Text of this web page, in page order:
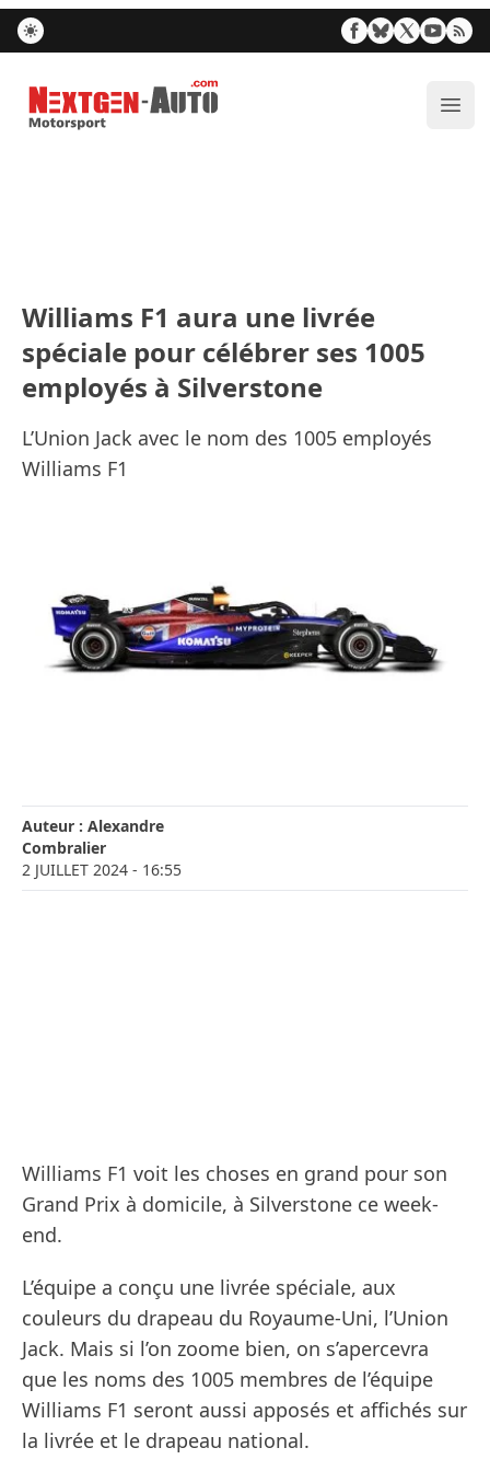
Nextgen-Auto.com
Williams F1 aura une livrée
spéciale pour célébrer ses 1005
employés à Silverstone
L’Union Jack avec le nom des 1005 employés
Williams F1
Auteur : Alexandre
Combralier
2 JUILLET 2024 - 16:55
Williams F1 voit les choses en grand pour son
Grand Prix à domicile, à Silverstone ce week-
end.
L’équipe a conçu une livrée spéciale, aux
couleurs du drapeau du Royaume-Uni, l’Union
Jack. Mais si l’on zoome bien, on s’apercevra
que les noms des 1005 membres de l’équipe
Williams F1 seront aussi apposés et affichés sur
la livrée et le drapeau national.